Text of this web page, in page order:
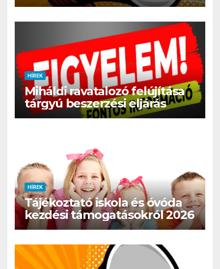
HÍREK
Miháldi ravatalozó felújítása
tárgyú beszerzési eljárás
HÍREK
Tájékoztató iskola és óvóda
kezdési támogatásokról 2026